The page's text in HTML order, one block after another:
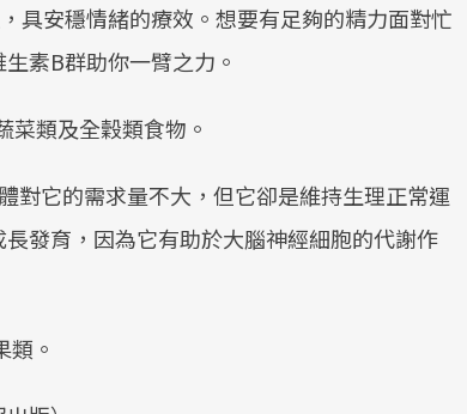
具安穩情緒的療效。想要有足夠的精力面對忙
素B群助你一臂之力。
菜類及全穀類食物。
對它的需求量不大，但它卻是維持生理正常運
發育，因為它有助於大腦神經細胞的代謝作
。